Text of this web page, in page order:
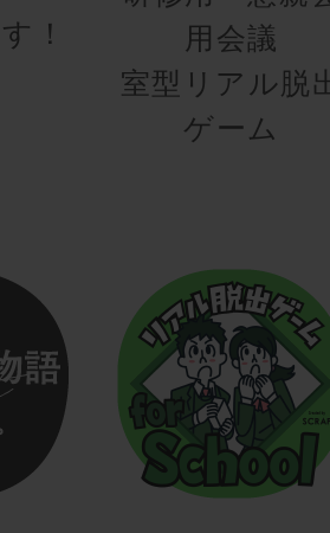
！
用会議
室型リアル脱
ゲーム